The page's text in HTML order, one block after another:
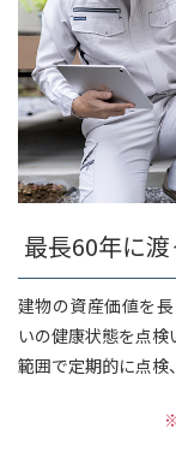
最長60年に
建物の資産価値を
いの健康状態を点検
範囲で定期的に点検